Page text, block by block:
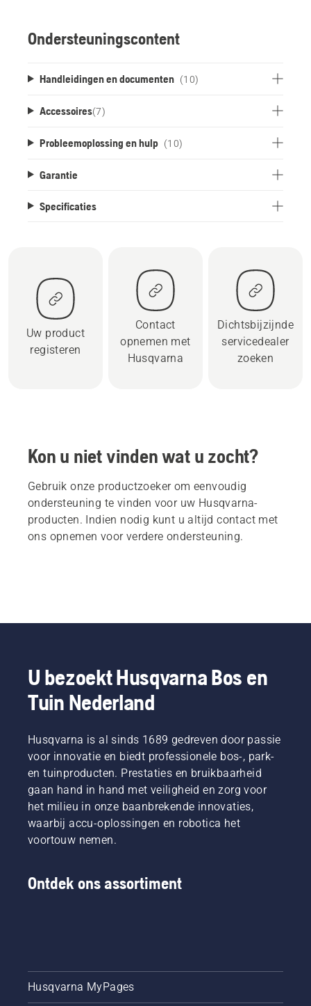
Ondersteuningscontent
Handleidingen en documenten (10)
Accessoires(7)
Probleemoplossing en hulp (10)
Garantie
Specificaties
Uw product
registeren
Contact
opnemen met
Husqvarna
Dichtsbijzijnde
servicedealer
zoeken
Kon u niet vinden wat u zocht?
Gebruik onze productzoeker om eenvoudig
ondersteuning te vinden voor uw Husqvarna-
producten. Indien nodig kunt u altijd contact met
ons opnemen voor verdere ondersteuning.
U bezoekt Husqvarna Bos en
Tuin Nederland
Husqvarna is al sinds 1689 gedreven door passie
voor innovatie en biedt professionele bos-, park-
en tuinproducten. Prestaties en bruikbaarheid
gaan hand in hand met veiligheid en zorg voor
het milieu in onze baanbrekende innovaties,
waarbij accu-oplossingen en robotica het
voortouw nemen.
Ontdek ons assortiment
Husqvarna MyPages